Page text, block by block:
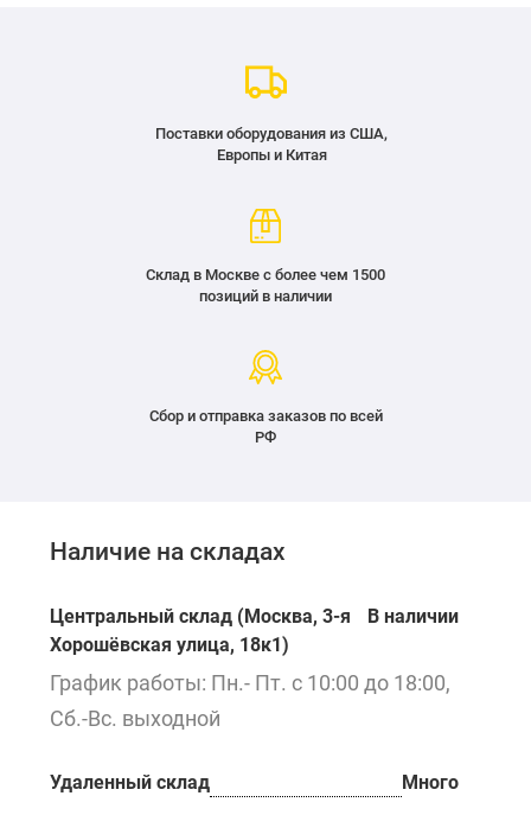
Поставки оборудования из США,
Европы и Китая
Склад в Москве с более чем 1500
позиций в наличии
Сбор и отправка заказов по всей
РФ
Наличие на складах
Центральный склад (Москва, 3-я
Хорошёвская улица, 18к1)
В наличии
График работы: Пн.- Пт. с 10:00 до 18:00,
Сб.-Вс. выходной
Удаленный склад Много